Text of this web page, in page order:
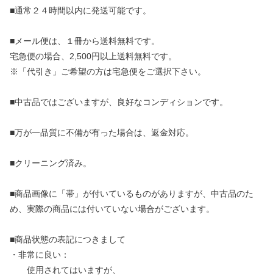
■通常２４時間以内に発送可能です。
■メール便は、１冊から送料無料です。
宅急便の場合、2,500円以上送料無料です。
※「代引き」ご希望の方は宅急便をご選択下さい。
■中古品ではございますが、良好なコンディションです。
■万が一品質に不備が有った場合は、返金対応。
■クリーニング済み。
■商品画像に「帯」が付いているものがありますが、中古品のた
め、実際の商品には付いていない場合がございます。
■商品状態の表記につきまして
・非常に良い：
使用されてはいますが、